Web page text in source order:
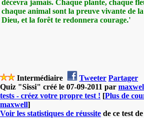
décevra jamais. Chaque plante, chaque
chaque animal sont la preuve vivante de
Dieu, et la forêt te redonnera courage.'
Intermédiaire Tweeter Partager
Quiz "Sissi" créé le 07-09-2011 par
tests - créez votre propre test ! [Plus de
maxwell]
Voir les statistiques de réussite de ce test